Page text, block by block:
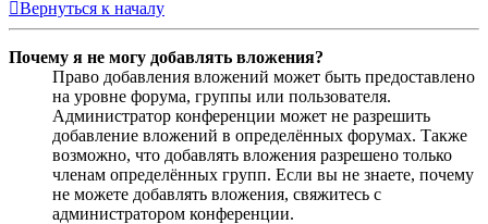
Вернуться к началу
Почему я не могу добавлять вложения?
Право добавления вложений может быть предоставлено
на уровне форума, группы или пользователя.
Администратор конференции может не разрешить
добавление вложений в определённых форумах. Также
возможно, что добавлять вложения разрешено только
членам определённых групп. Если вы не знаете, почему
не можете добавлять вложения, свяжитесь с
администратором конференции.